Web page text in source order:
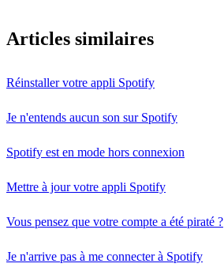
Articles similaires
Réinstaller votre appli Spotify
Je n'entends aucun son sur Spotify
Spotify est en mode hors connexion
Mettre à jour votre appli Spotify
Vous pensez que votre compte a été piraté ?
Je n'arrive pas à me connecter à Spotify